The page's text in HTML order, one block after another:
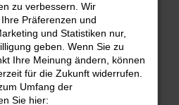
Error
aufgetreten.
die dir helfen können:
und deine
zu verbessern. Wir
Präferenzen und
und Statistiken nur,
geben. Wenn Sie zu
Ihre Meinung ändern, können
für die Zukunft widerrufen.
Umfang der
Sie hier: